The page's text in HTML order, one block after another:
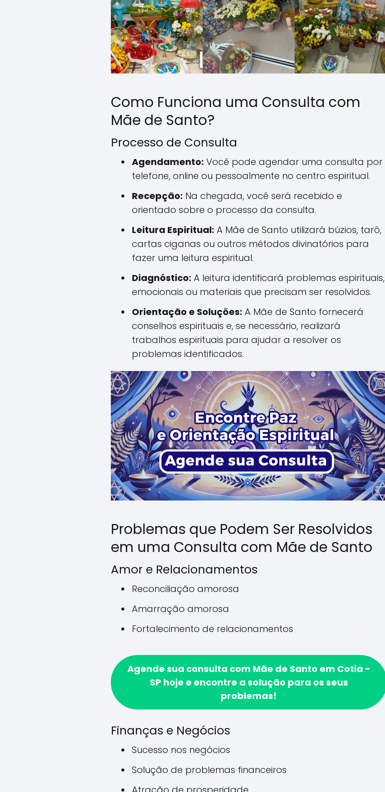
Como Funciona uma Consulta com
Mãe de Santo?
Processo de Consulta
Agendamento: Você pode agendar uma consulta por
telefone, online ou pessoalmente no centro espiritual.
Recepção: Na chegada, você será recebido e
orientado sobre o processo da consulta.
Leitura Espiritual: A Mãe de Santo utilizará búzios, tarô,
cartas ciganas ou outros métodos divinatórios para
fazer uma leitura espiritual.
Diagnóstico: A leitura identificará problemas espirituais,
emocionais ou materiais que precisam ser resolvidos.
Orientação e Soluções: A Mãe de Santo fornecerá
conselhos espirituais e, se necessário, realizará
trabalhos espirituais para ajudar a resolver os
problemas identificados.
Problemas que Podem Ser Resolvidos
em uma Consulta com Mãe de Santo
Amor e Relacionamentos
Reconciliação amorosa
Amarração amorosa
Fortalecimento de relacionamentos
Agende sua consulta com Mãe de Santo em Cotia -
SP hoje e encontre a solução para os seus
problemas!
Finanças e Negócios
Sucesso nos negócios
Solução de problemas financeiros